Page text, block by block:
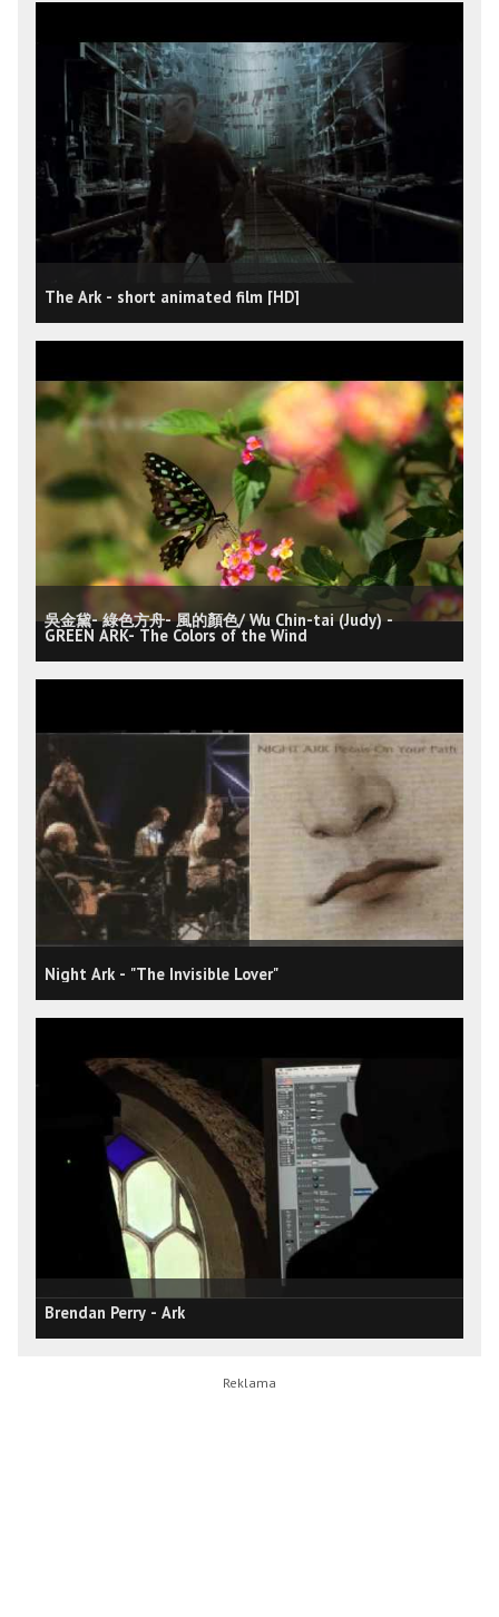
The Ark - short animated film [HD]
吳金黛- 綠色方舟- 風的顏色/ Wu Chin-tai (Judy) -
GREEN ARK- The Colors of the Wind
Night Ark - "The Invisible Lover"
Brendan Perry - Ark